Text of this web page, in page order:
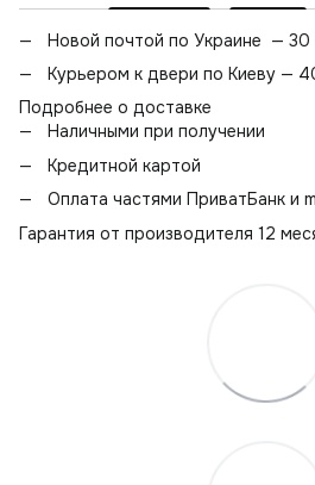
Новой почтой по Украине — 30
Курьером к двери по Киеву —
Подробнее о доставке
Наличными при получении
Кредитной картой
Оплата частями ПриватБанк и
Гарантия от производителя 12